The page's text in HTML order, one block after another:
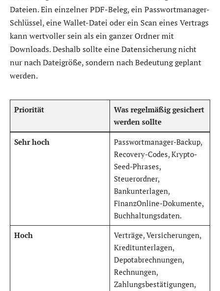
Dateien. Ein einzelner PDF-Beleg, ein Passwortmanager-
Schlüssel, eine Wallet-Datei oder ein Scan eines Vertrags
kann wertvoller sein als ein ganzer Ordner mit
Downloads. Deshalb sollte eine Datensicherung nicht
nur nach Dateigröße, sondern nach Bedeutung geplant
werden.
Priorität
Was regelmäßig gesichert
werden sollte
Sehr hoch
Passwortmanager-Backup,
Recovery-Codes, Krypto-
Seed-Phrases,
Steuerordner,
Bankunterlagen,
FinanzOnline-Dokumente,
Buchhaltungsdaten.
Hoch
Verträge, Versicherungen,
Kreditunterlagen,
Depotabrechnungen,
Rechnungen,
Zahlungsbestätigungen,